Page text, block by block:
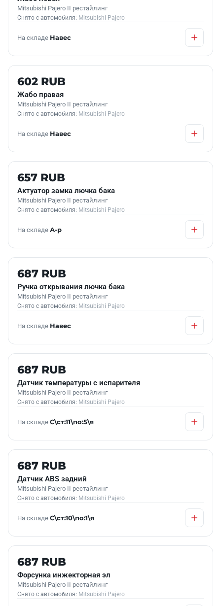
Mitsubishi Pajero II рестайлинг
Снято с автомобиля: Mitsubishi Pajero
На складе Навес
Б/У В НАЛИЧИИ
602 RUB
Жабо правая
Mitsubishi Pajero II рестайлинг
Снято с автомобиля: Mitsubishi Pajero
На складе Навес
Б/У В НАЛИЧИИ
657 RUB
Актуатор замка лючка бака
Mitsubishi Pajero II рестайлинг
Снято с автомобиля: Mitsubishi Pajero
На складе А-р
Б/У В НАЛИЧИИ
687 RUB
Ручка открывания лючка бака
Mitsubishi Pajero II рестайлинг
Снято с автомобиля: Mitsubishi Pajero
На складе Навес
Б/У В НАЛИЧИИ
687 RUB
Датчик температуры с испарителя
Mitsubishi Pajero II рестайлинг
Снято с автомобиля: Mitsubishi Pajero
На складе С\ст:11\по:5\я
Б/У В НАЛИЧИИ
687 RUB
Датчик АВS задний
Mitsubishi Pajero II рестайлинг
Снято с автомобиля: Mitsubishi Pajero
На складе С\ст:10\по:1\я
Б/У В НАЛИЧИИ
687 RUB
Форсунка инжекторная эл
Mitsubishi Pajero II рестайлинг
Снято с автомобиля: Mitsubishi Pajero